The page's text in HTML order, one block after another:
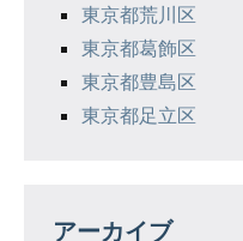
東京都荒川区
東京都葛飾区
東京都豊島区
東京都足立区
アーカイブ